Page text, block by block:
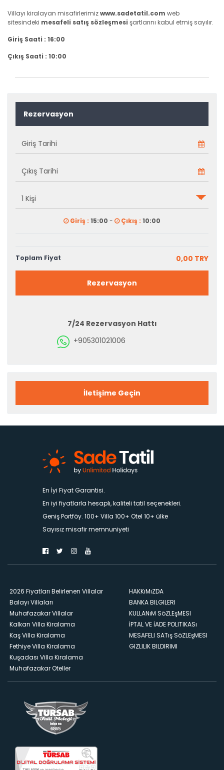
Villayı kiralayan misafirlerimizwww.sadetatil.com web
sitesindeki mesafeli satış sözleşmesi şartlarını kabul etmiş sayılır.
Giriş Saati : 16:00
Çıkış Saati : 10:00
Rezervasyon
Giriş : 15:00 - Çıkış : 10:00
Toplam Fiyat 0,00 TRY
Rezervasyon
7/24 Rezervasyon Hattı
+905301021006
İletişime Geçin
En İyi Fiyat Garantisi.
En iyi fiyatlarla hesaplı, kaliteli tatil seçenekleri.
Geniş Portföy. 100+ Villa 100+ Otel 10+ ülke
Sayısız misafir memnuniyeti
2026 Fiyatları Belirlenen Villalar
Balayı Villaları
Muhafazakar Villalar
Kalkan Villa Kiralama
Kaş Villa Kiralama
Fethiye Villa Kiralama
Kuşadası Villa Kiralama
Muhafazakar Oteller
HAKKıMıZDA
BANKA BILGILERI
KULLANıM SöZLEşMESI
İPTAL VE İADE POLITIKASı
MESAFELI SATış SöZLEşMESI
GIZLILIK BILDIRIMI